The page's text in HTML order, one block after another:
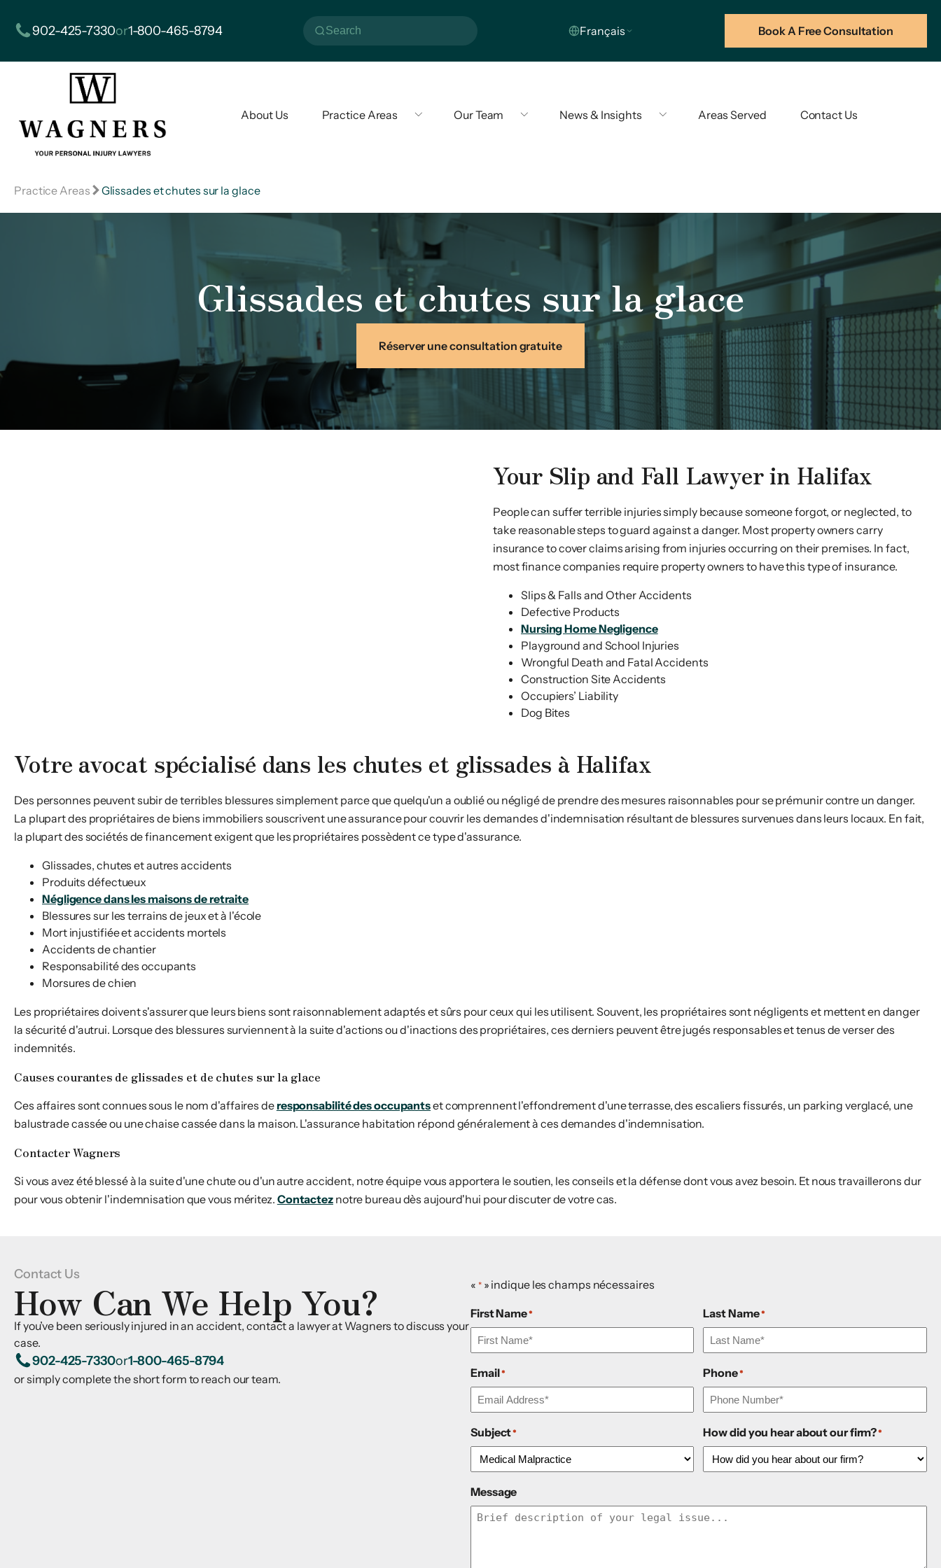
902-425-7330or1-800-465-8794 Book A Free Consultation
About Us Practice Areas Our Team News & Insights Areas Served Contact Us
Practice Areas Glissades et chutes sur la glace
Glissades et chutes sur la glace
Réserver une consultation gratuite
Your Slip and Fall Lawyer in Halifax
People can suffer terrible injuries simply because someone forgot, or neglected, to
take reasonable steps to guard against a danger. Most property owners carry
insurance to cover claims arising from injuries occurring on their premises. In fact,
most finance companies require property owners to have this type of insurance.
Slips & Falls and Other Accidents
Defective Products
Nursing Home Negligence
Playground and School Injuries
Wrongful Death and Fatal Accidents
Construction Site Accidents
Occupiers’ Liability
Dog Bites
Votre avocat spécialisé dans les chutes et glissades à Halifax
Des personnes peuvent subir de terribles blessures simplement parce que quelqu'un a oublié ou négligé de prendre des mesures raisonnables pour se prémunir contre un danger.
La plupart des propriétaires de biens immobiliers souscrivent une assurance pour couvrir les demandes d'indemnisation résultant de blessures survenues dans leurs locaux. En fait,
la plupart des sociétés de financement exigent que les propriétaires possèdent ce type d'assurance.
Glissades, chutes et autres accidents
Produits défectueux
Négligence dans les maisons de retraite
Blessures sur les terrains de jeux et à l'école
Mort injustifiée et accidents mortels
Accidents de chantier
Responsabilité des occupants
Morsures de chien
Les propriétaires doivent s'assurer que leurs biens sont raisonnablement adaptés et sûrs pour ceux qui les utilisent. Souvent, les propriétaires sont négligents et mettent en danger
la sécurité d'autrui. Lorsque des blessures surviennent à la suite d'actions ou d'inactions des propriétaires, ces derniers peuvent être jugés responsables et tenus de verser des
indemnités.
Causes courantes de glissades et de chutes sur la glace
Ces affaires sont connues sous le nom d'affaires de responsabilité des occupantset comprennent l'effondrement d'une terrasse, des escaliers fissurés, un parking verglacé, une
balustrade cassée ou une chaise cassée dans la maison. L'assurance habitation répond généralement à ces demandes d'indemnisation.
Contacter Wagners
Si vous avez été blessé à la suite d'une chute ou d'un autre accident, notre équipe vous apportera le soutien, les conseils et la défense dont vous avez besoin. Et nous travaillerons dur
pour vous obtenir l'indemnisation que vous méritez. Contacteznotre bureau dès aujourd'hui pour discuter de votre cas.
Contact Us
How Can We Help You?
If you’ve been seriously injured in an accident, contact a lawyer at Wagners to discuss your
case.
902-425-7330or1-800-465-8794
or simply complete the short form to reach our team.
« *» indique les champs nécessaires
First Name* Last Name*
Email* Phone*
Subject* How did you hear about our firm?*
Message